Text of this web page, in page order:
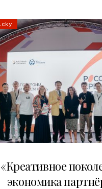
«Креативное
экономика